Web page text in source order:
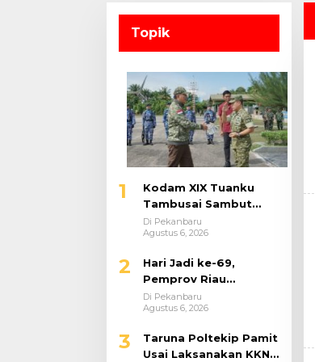
Meningkat
Topik
1
Kodam XIX Tuanku
Tambusai Sambut
Kunjungan Kerja
Menhan RI ke Yonif TP
Yonif TP
898/Pancalang Cakti
Di Pekanbaru
Agustus 6, 2026
2
‎Hari Jadi ke-69,
Pemprov Riau
Kolaborasi Pemkot
Pekanbaru Gelar CKG
Di Pekanbaru
Agustus 6, 2026
3
Taruna Poltekip Pamit
Usai Laksanakan KKN